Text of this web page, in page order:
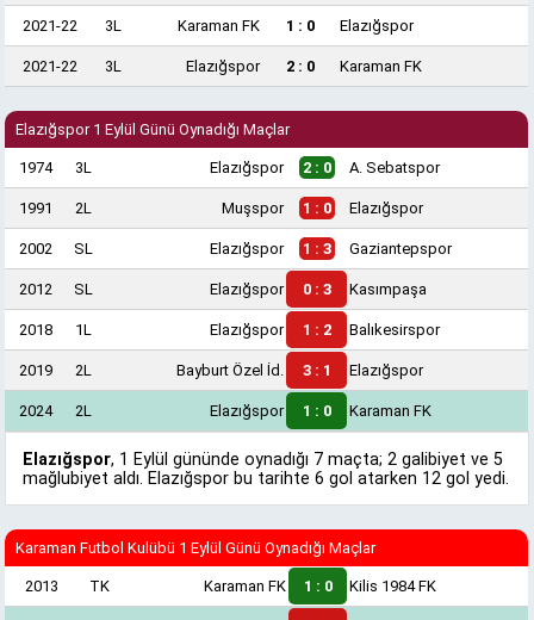
2021-22 3L Karaman FK 1 : 0 Elazığspor
2021-22 3L Elazığspor 2 : 0 Karaman FK
Elazığspor 1 Eylül Günü Oynadığı Maçlar
1974 3L Elazığspor 2 : 0 A. Sebatspor
1991 2L Muşspor 1 : 0 Elazığspor
2002 SL Elazığspor 1 : 3 Gaziantepspor
2012 SL Elazığspor 0 : 3 Kasımpaşa
2018 1L Elazığspor 1 : 2 Balıkesirspor
2019 2L Bayburt Özel İd. 3 : 1 Elazığspor
2024 2L Elazığspor 1 : 0 Karaman FK
Elazığspor, 1 Eylül gününde oynadığı 7 maçta; 2 galibiyet ve 5
mağlubiyet aldı. Elazığspor bu tarihte 6 gol atarken 12 gol yedi.
Karaman Futbol Kulübü 1 Eylül Günü Oynadığı Maçlar
2013 TK Karaman FK 1 : 0 Kilis 1984 FK